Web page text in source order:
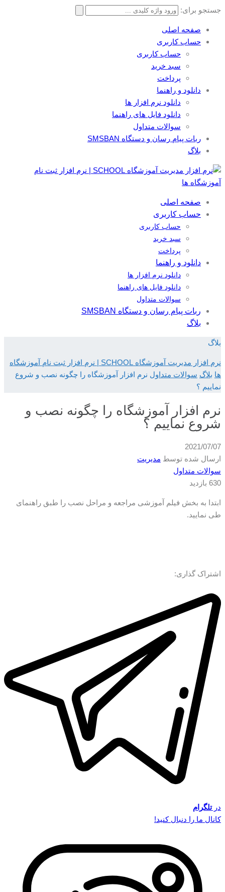
جستجو برای:
صفحه اصلی
حساب کاربری
حساب کاربری
سبد خرید
پرداخت
دانلود و راهنما
دانلود نرم افزار ها
دانلود فایل های راهنما
سوالات متداول
ربات پیام رسان و دستگاه SMSBAN
بلاگ
صفحه اصلی
حساب کاربری
حساب کاربری
سبد خرید
پرداخت
دانلود و راهنما
دانلود نرم افزار ها
دانلود فایل های راهنما
سوالات متداول
ربات پیام رسان و دستگاه SMSBAN
بلاگ
بلاگ
نرم افزار مدیریت آموزشگاه SCHOOL | نرم افزار ثبت نام آموزشگاه
ها بلاگ سوالات متداول نرم افزار آموزشگاه را چگونه نصب و شروع
نماییم ؟
نرم افزار آموزشگاه را چگونه نصب و
شروع نماییم ؟
2021/07/07
ارسال شده توسط مدیریت
سوالات متداول
630 بازدید
ابتدا به بخش فیلم آموزشی مراجعه و مراحل نصب را طبق راهنمای
طی نمایید.
اشتراک گذاری:
درتلگرام
کانال ما را دنبال کنید!